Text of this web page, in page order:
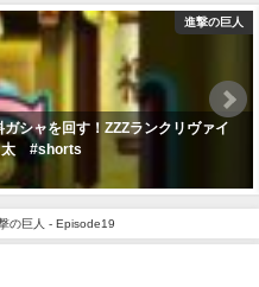
進撃の巨人
シャを回す！ZZZランクリヴァイ
太 #shorts
の巨人 - Episode19